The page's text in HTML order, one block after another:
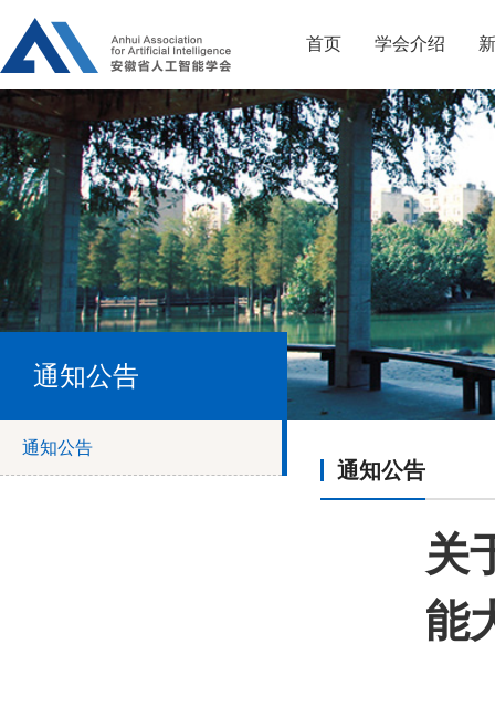
首页 学会介绍
通知公告
通知公告
通知公告
关
能